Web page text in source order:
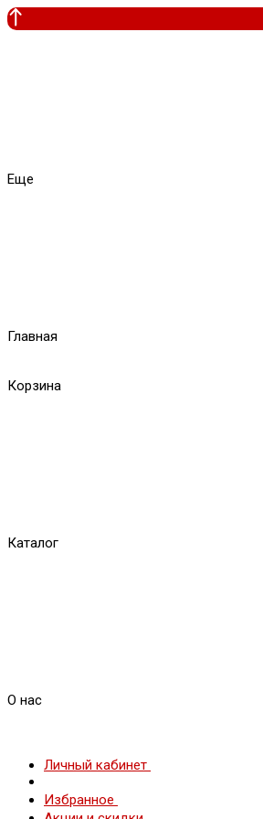
Еще
Главная
Корзина
Каталог
О нас
Личный кабинет
Избранное